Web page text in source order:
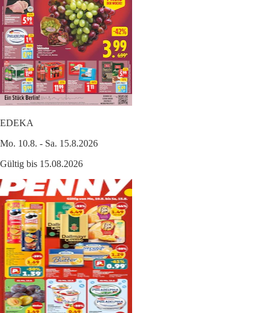
EDEKA
Mo. 10.8. - Sa. 15.8.2026
Gültig bis 15.08.2026